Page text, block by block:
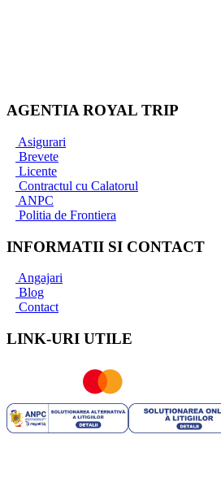
AGENTIA ROYAL TRIP
Asigurari
Brevete
Licente
Contractul cu Calatorul
ANPC
Politia de Frontiera
INFORMATII SI CONTACT
Angajari
Blog
Contact
LINK-URI UTILE